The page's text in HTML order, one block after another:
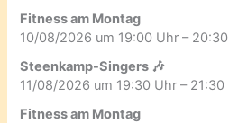
Fitness am Montag
10/08/2026 um 19:00 Uhr – 20:30
Steenkamp-Singers 🎶
11/08/2026 um 19:30 Uhr – 21:30
Fitness am Montag